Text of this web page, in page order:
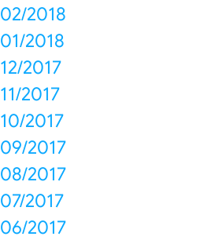
02/2018
01/2018
12/2017
11/2017
10/2017
09/2017
08/2017
07/2017
06/2017